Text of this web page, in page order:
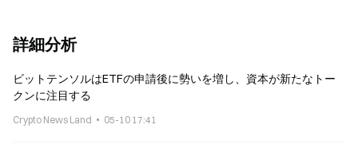
詳細分析
ビットテンソルはETFの申請後に勢いを増し、資本が新たなトー
クンに注目する
Crypto News Land 05-10 17:41